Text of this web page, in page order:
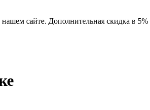
сайте. Дополнительная скидка в 5%